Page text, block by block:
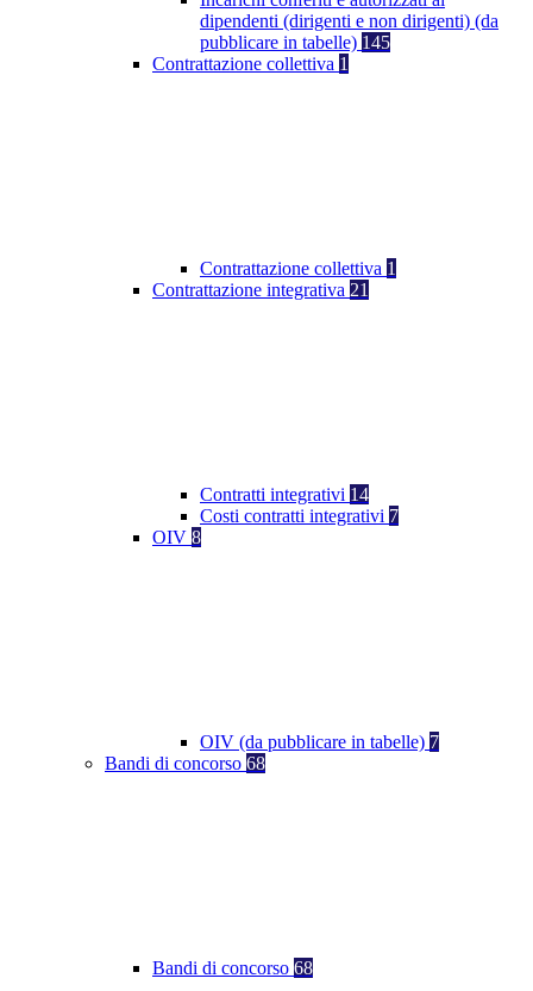
dipendenti (dirigenti e non dirigenti) (da
pubblicare in tabelle) 145
Contrattazione collettiva 1
Contrattazione collettiva 1
Contrattazione integrativa 21
Contratti integrativi 14
Costi contratti integrativi 7
OIV 8
OIV (da pubblicare in tabelle) 7
Bandi di concorso 68
Bandi di concorso 68